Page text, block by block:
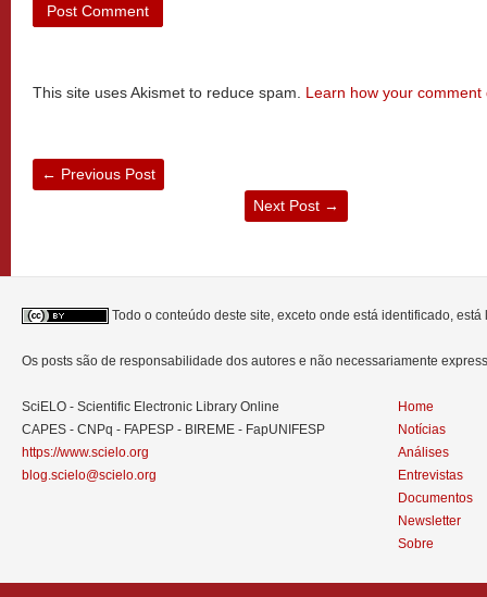
This site uses Akismet to reduce spam. Learn how your
← Previous Post
Next Post →
Todo o conteúdo deste site, exceto onde está identificado,
Os posts são de responsabilidade dos autores e não necessariamente
SciELO - Scientific Electronic Library Online
CAPES - CNPq - FAPESP - BIREME - FapUNIFESP
https://www.scielo.org
blog.scielo@scielo.org
Home
Notícias
Análises
Entrevistas
Documentos
Newsletter
Sobre